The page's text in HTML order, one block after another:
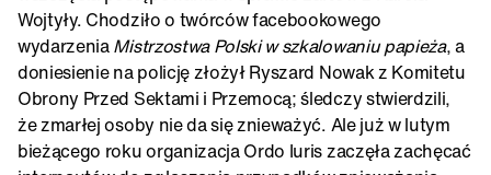
Wojtyły. Chodziło o twórców facebookowego
wydarzeniaMistrzostwa Polski w szkalowaniu papieża, a
doniesienie na policję złożył Ryszard Nowak z Komitetu
Obrony Przed Sektami i Przemocą; śledczy stwierdzili,
że zmarłej osoby nie da się znieważyć. Ale już w lutym
bieżącego roku organizacja Ordo Iuris zaczęła zachęcać